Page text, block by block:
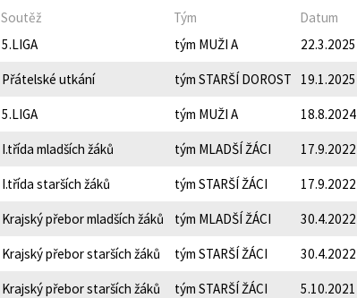
Soutěž Tým Datum
5.LIGA tým MUŽI A 22.3.2025
Přátelské utkání tým STARŠÍ DOROST 19.1.2025
5.LIGA tým MUŽI A 18.8.2024
I.třída mladších žáků tým MLADŠÍ ŽÁCI 17.9.2022
I.třída starších žáků tým STARŠÍ ŽÁCI 17.9.2022
Krajský přebor mladších žáků tým MLADŠÍ ŽÁCI 30.4.2022
Krajský přebor starších žáků tým STARŠÍ ŽÁCI 30.4.2022
Krajský přebor starších žáků tým STARŠÍ ŽÁCI 5.10.2021